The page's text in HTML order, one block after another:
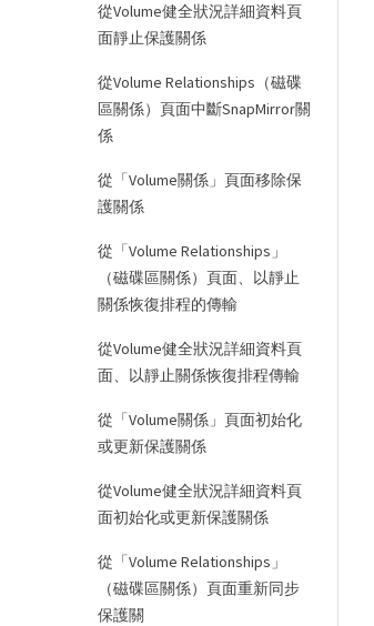
從Volume健全狀況詳細資料頁
面靜止保護關係
從Volume Relationships（磁碟
區關係）頁面中斷SnapMirror關
係
從「Volume關係」頁面移除保
護關係
從「Volume Relationships」
（磁碟區關係）頁面、以靜止
關係恢復排程的傳輸
從Volume健全狀況詳細資料頁
面、以靜止關係恢復排程傳輸
從「Volume關係」頁面初始化
或更新保護關係
從Volume健全狀況詳細資料頁
面初始化或更新保護關係
從「Volume Relationships」
（磁碟區關係）頁面重新同步
保護關